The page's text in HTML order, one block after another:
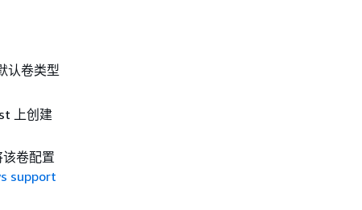
认卷类型
上创建
卷配置
support